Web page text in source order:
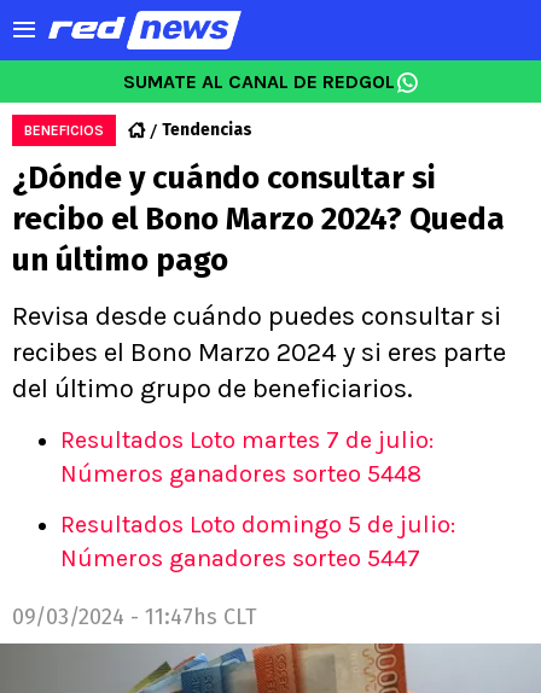
SUMATE AL CANAL DE REDGOL
BENEFICIOS Tendencias
¿Dónde y cuándo consultar si
recibo el Bono Marzo 2024? Queda
un último pago
Revisa desde cuándo puedes consultar si
recibes el Bono Marzo 2024 y si eres parte
del último grupo de beneficiarios.
Resultados Loto martes 7 de julio:
Números ganadores sorteo 5448
Resultados Loto domingo 5 de julio:
Números ganadores sorteo 5447
09/03/2024 - 11:47hs CLT